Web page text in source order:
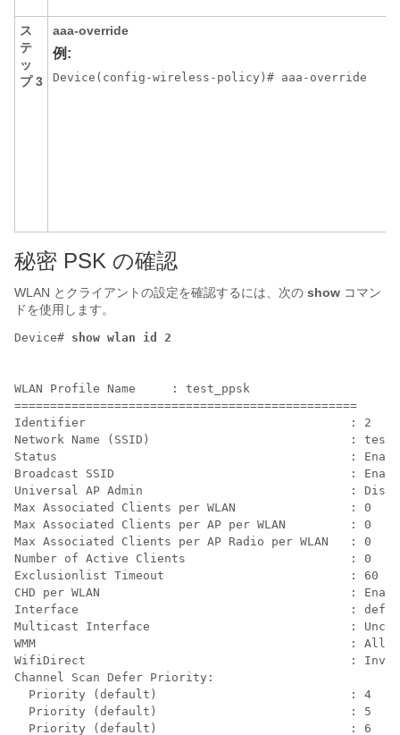
ス
テ
ッ
プ 3
aaa-override
例:
Device(config-wireless-policy)# aaa-override
秘密 PSK の確認
WLAN とクライアントの設定を確認するには、次の show コマン
ドを使用します。
Device#
WLAN Profile Name     : test_ppsk
================================================
Identifier                                     : 2
Network Name (SSID)                            :
Status                                         :
Broadcast SSID                                 :
Universal AP Admin                             :
Max Associated Clients per WLAN
Max Associated Clients per AP per WLAN
Max Associated Clients per AP Radio per WLAN
Number of Active Clients
Exclusionlist Timeout                          :
CHD per WLAN                                   :
Interface                                      :
Multicast Interface                            :
WMM                                            :
WifiDirect                                     :
Channel Scan Defer
Priority (default)
Priority (default)
Priority (default)